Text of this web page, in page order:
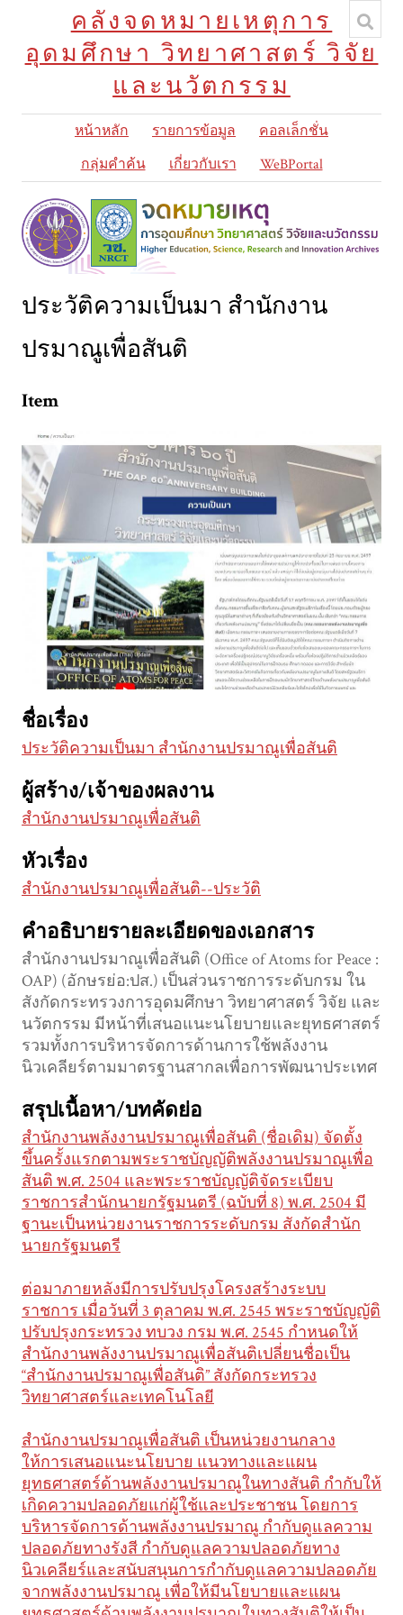
คลังจดหมายเหตุการ
อุดมศึกษา วิทยาศาสตร์ วิจัย
และนวัตกรรม
หน้าหลัก รายการข้อมูล
คอลเล็กชั่น
กลุ่มคำค้น
เกี่ยวกับเรา WeBPortal
ประวัติความเป็นมา สำนักงาน
ปรมาณูเพื่อสันติ
Item
ชื่อเรื่อง
ประวัติความเป็นมา สำนักงานปรมาณูเพื่อสันติ
ผู้สร้าง/เจ้าของผลงาน
สำนักงานปรมาณูเพื่อสันติ
หัวเรื่อง
สำนักงานปรมาณูเพื่อสันติ--ประวัติ
คำอธิบายรายละเอียดของเอกสาร
สำนักงานปรมาณูเพื่อสันติ (Office of Atoms for Peace :
OAP) (อักษรย่อ:ปส.) เป็นส่วนราชการระดับกรม ใน
สังกัดกระทรวงการอุดมศึกษา วิทยาศาสตร์ วิจัย และ
นวัตกรรม มีหน้าที่เสนอแนะนโยบายและยุทธศาสตร์
รวมทั้งการบริหารจัดการด้านการใช้พลังงาน
นิวเคลียร์ตามมาตรฐานสากลเพื่อการพัฒนาประเทศ
สรุปเนื้อหา/บทคัดย่อ
สำนักงานพลังงานปรมาณูเพื่อสันติ (ชื่อเดิม) จัดตั้ง
ขึ้นครั้งแรกตามพระราชบัญญัติพลังงานปรมาณูเพื่อ
สันติ พ.ศ. 2504 และพระราชบัญญัติจัดระเบียบ
ราชการสำนักนายกรัฐมนตรี (ฉบับที่ 8) พ.ศ. 2504 มี
ฐานะเป็นหน่วยงานราชการระดับกรม สังกัดสำนัก
นายกรัฐมนตรี
ต่อมาภายหลังมีการปรับปรุงโครงสร้างระบบ
ราชการ เมื่อวันที่ 3 ตุลาคม พ.ศ. 2545 พระราชบัญญัติ
ปรับปรุงกระทรวง ทบวง กรม พ.ศ. 2545 กำหนดให้
สำนักงานพลังงานปรมาณูเพื่อสันติเปลี่ยนชื่อเป็น
“สำนักงานปรมาณูเพื่อสันติ” สังกัดกระทรวง
วิทยาศาสตร์และเทคโนโลยี
สำนักงานปรมาณูเพื่อสันติ เป็นหน่วยงานกลาง
ให้การเสนอแนะนโยบาย แนวทางและแผน
ยุทธศาสตร์ด้านพลังงานปรมาณูในทางสันติ กำกับให้
เกิดความปลอดภัยแก่ผู้ใช้และประชาชน โดยการ
บริหารจัดการด้านพลังงานปรมาณู กำกับดูแลความ
ปลอดภัยทางรังสี กำกับดูแลความปลอดภัยทาง
นิวเคลียร์และสนับสนุนการกำกับดูแลความปลอดภัย
จากพลังงานปรมาณู เพื่อให้มีนโยบายและแผน